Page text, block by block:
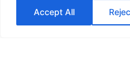
Accept All